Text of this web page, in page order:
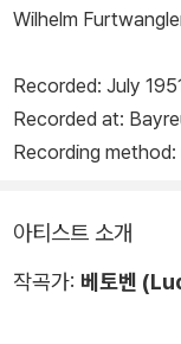
Wilhelm
Recorded: July
Recorded at:
Recording
아티스트 소개
작곡가: 베토벤